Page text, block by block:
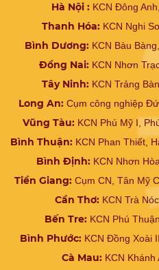
Hà Nội : KCN Đông
Thanh Hóa:KCN Nghi
Bình Dương:KCN Bàu
Đồng Nai: KCN Nhơn
Tây Ninh: KCN Trảng
Long An: Cụm công nghiệp
Vũng Tàu: KCN Phú Mỹ I,
Bình Thuận:KCN Phan Thiết,
Bình Định: KCN Nhơn
Tiền Giang: Cụm CN, Tân Mỹ
Cần Thơ: KCN Trà
Bến Tre: KCN Phú
Bình Phước: KCN Đồng Xoài
Cà Mau: KCN Khánh